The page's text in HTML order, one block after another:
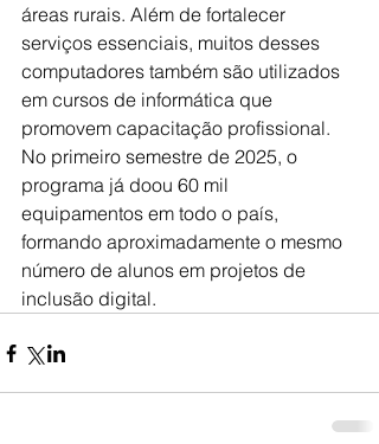
áreas rurais. Além de fortalecer
serviços essenciais, muitos desses
computadores também são utilizados
em cursos de informática que
promovem capacitação profissional.
No primeiro semestre de 2025, o
programa já doou 60 mil
equipamentos em todo o país,
formando aproximadamente o mesmo
número de alunos em projetos de
inclusão digital.